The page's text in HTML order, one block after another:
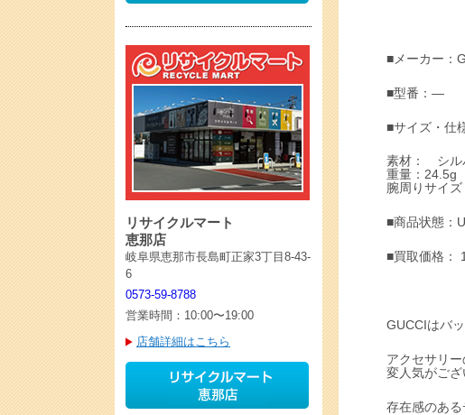
■メーカー：
■型番：―
■サイズ・仕
素材： シル
重量：24.5g
腕周りサイ
■商品状態：
■買取価格：
GUCCIはバ
アクセサリ
変人気がござ
存在感のあ
リサイクルマート
恵那店
岐阜県恵那市長島町正家3丁目8-43-
6
0573-59-8788
営業時間：10:00〜19:00
店舗詳細はこちら